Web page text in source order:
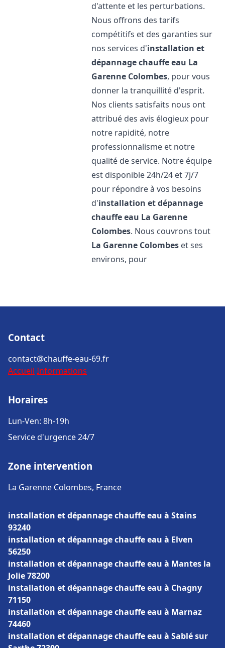
d'attente et les perturbations.
Nous offrons des tarifs
compétitifs et des garanties sur
nos services d'installation et
dépannage chauffe eau La
Garenne Colombes, pour vous
donner la tranquillité d'esprit.
Nos clients satisfaits nous ont
attribué des avis élogieux pour
notre rapidité, notre
professionnalisme et notre
qualité de service. Notre équipe
est disponible 24h/24 et 7j/7
pour répondre à vos besoins
d'installation et dépannage
chauffe eau La Garenne
Colombes. Nous couvrons tout
La Garenne Colombes et ses
environs, pour
Contact
contact@chauffe-eau-69.fr
Accueil Informations
Horaires
Lun-Ven: 8h-19h
Service d'urgence 24/7
Zone intervention
La Garenne Colombes, France
installation et dépannage chauffe eau à Stains
93240
installation et dépannage chauffe eau à Elven
56250
installation et dépannage chauffe eau à Mantes la
Jolie 78200
installation et dépannage chauffe eau à Chagny
71150
installation et dépannage chauffe eau à Marnaz
74460
installation et dépannage chauffe eau à Sablé sur